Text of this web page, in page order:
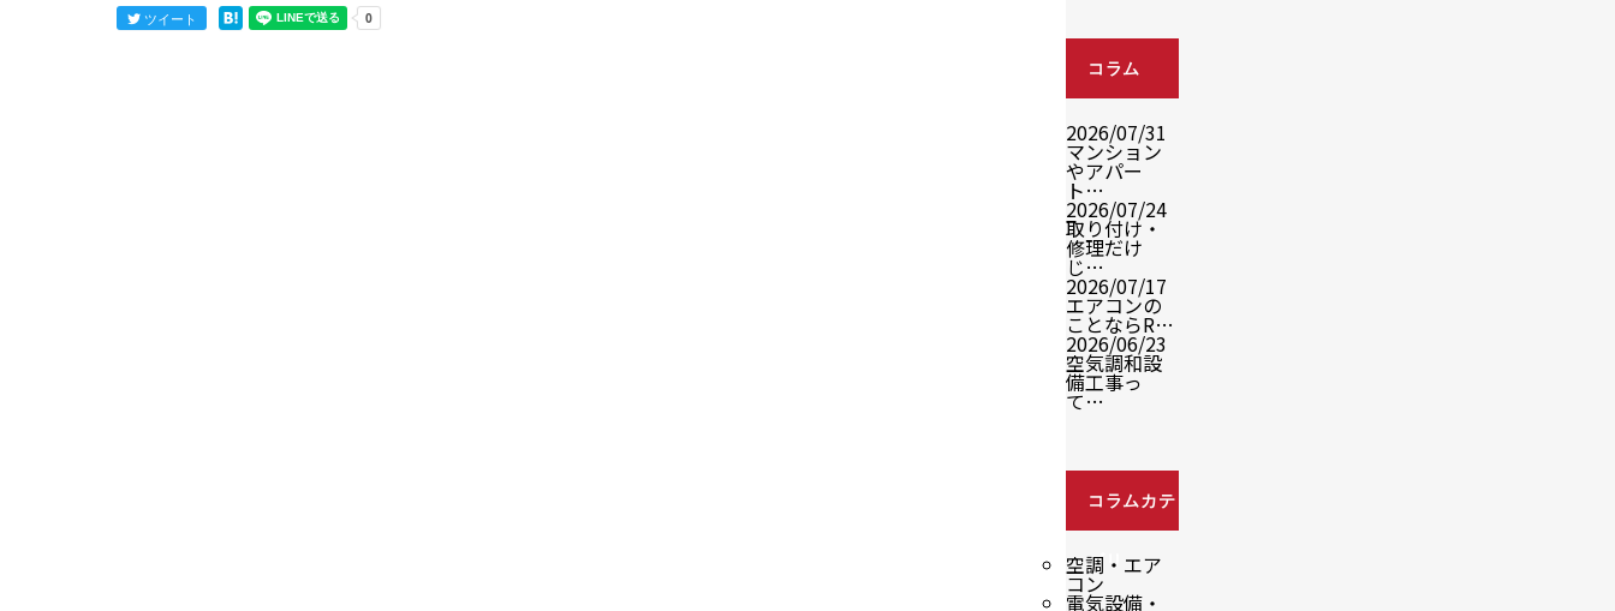
ツイート
コラム
2026/07/31
マンション
やアパー
ト…
2026/07/24
取り付け・
修理だけ
じ…
2026/07/17
エアコンの
ことならR…
2026/06/23
空気調和設
備工事っ
て…
コラムカテ
ゴリ
空調・エア
コン
電気設備・